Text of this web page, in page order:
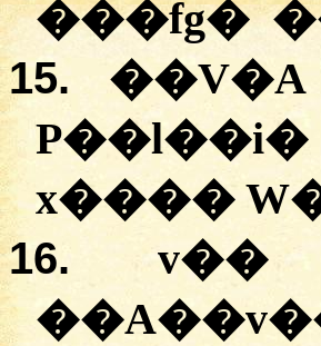
���fg�
15.
x����
16.
v��